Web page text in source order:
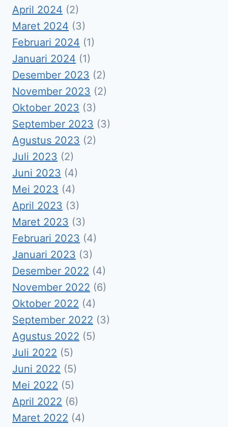
April 2024 (2)
Maret 2024 (3)
Februari 2024 (1)
Januari 2024 (1)
Desember 2023 (2)
November 2023 (2)
Oktober 2023 (3)
September 2023 (3)
Agustus 2023 (2)
Juli 2023 (2)
Juni 2023 (4)
Mei 2023 (4)
April 2023 (3)
Maret 2023 (3)
Februari 2023 (4)
Januari 2023 (3)
Desember 2022 (4)
November 2022 (6)
Oktober 2022 (4)
September 2022 (3)
Agustus 2022 (5)
Juli 2022 (5)
Juni 2022 (5)
Mei 2022 (5)
April 2022 (6)
Maret 2022 (4)